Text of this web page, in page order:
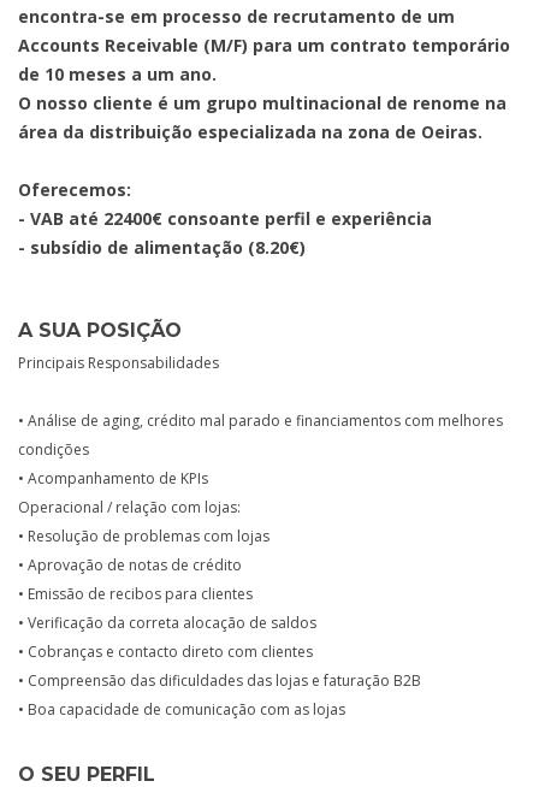
encontra-se em processo de recrutamento de um
Accounts Receivable (M/F) para um contrato temporário
de 10 meses a um ano.
O nosso cliente é um grupo multinacional de renome na
área da distribuição especializada na zona de Oeiras.
Oferecemos:
- VAB até 22400€ consoante perfil e experiência
- subsídio de alimentação (8.20€)
A SUA POSIÇÃO
Principais Responsabilidades
• Análise de aging, crédito mal parado e financiamentos com melhores
condições
• Acompanhamento de KPIs
Operacional / relação com lojas:
• Resolução de problemas com lojas
• Aprovação de notas de crédito
• Emissão de recibos para clientes
• Verificação da correta alocação de saldos
• Cobranças e contacto direto com clientes
• Compreensão das dificuldades das lojas e faturação B2B
• Boa capacidade de comunicação com as lojas
O SEU PERFIL